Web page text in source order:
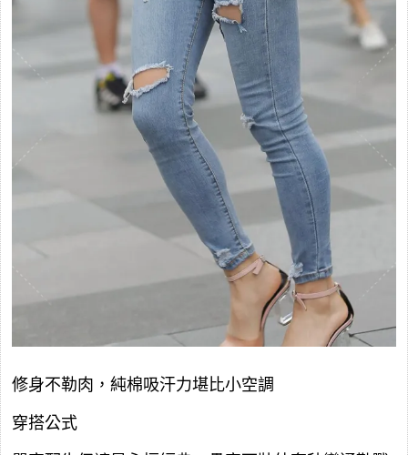
修身不勒肉，純棉吸汗力堪比小空調
穿搭公式